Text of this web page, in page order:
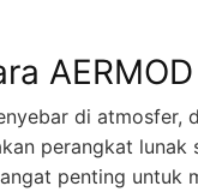
di
perangkat
penting untuk